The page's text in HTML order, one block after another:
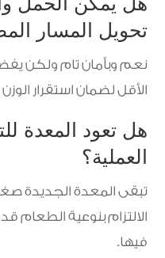
تحويل المسار
نعم وبأمان تام ولكن
الأقل لضمان استقرار
هل تعود المعدة
العملية؟
تبقى المعدة الجديدة
الالتزام بنوعية
فيها.